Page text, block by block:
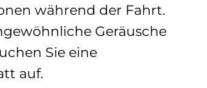
während der Fahrt.
Geräusche
Sie eine
auf.